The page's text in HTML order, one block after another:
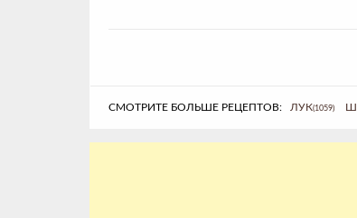
СМОТРИТЕ БОЛЬШЕ РЕЦЕПТОВ: ЛУК(1059)